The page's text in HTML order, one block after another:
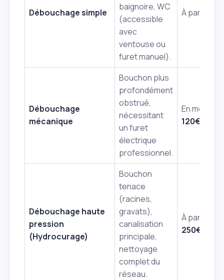
Débouchage simple
baignoire, WC
(accessible
avec
ventouse ou
furet manuel).
À partir de
Débouchage
mécanique
Bouchon plus
profondément
obstrué,
nécessitant
un furet
électrique
professionnel.
En
120€ -
Débouchage haute
pression
(Hydrocurage)
Bouchon
tenace
(racines,
gravats),
canalisation
principale,
nettoyage
complet du
réseau.
À partir de
250€